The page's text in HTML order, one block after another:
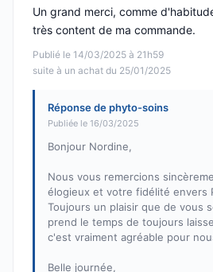
Publié le 14/03/2025 à 21h59
suite à un achat du 25/01/2025
Un grand merci, comme
très content de ma commande.
Réponse de phyto-soins
Publiée le 16/03/2025
Bonjour Nordine,
Nous vous remercions
élogieux et votre fidélité envers
Toujours un plaisir que de vous
prend le temps de toujours
c'est vraiment agréable pour
Belle journée,